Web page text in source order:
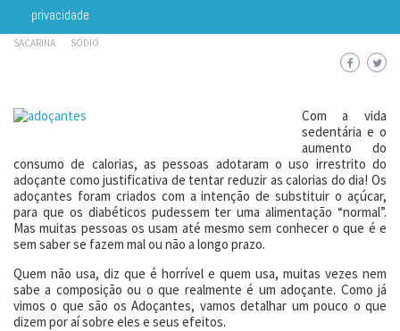
privacidade
20 DE SETEMBRO DE 2011
CARBOIDRATO
SACARINA
SÓDIO
Com a vida
sedentária e o
aumento do
consumo de calorias, as pessoas adotaram o uso irrestrito do
adoçante como justificativa de tentar reduzir as calorias do dia! Os
adoçantes foram criados com a intenção de substituir o açúcar,
para que os diabéticos pudessem ter uma alimentação “normal”.
Mas muitas pessoas os usam até mesmo sem conhecer o que é e
sem saber se fazem mal ou não a longo prazo.
Quem não usa, diz que é horrível e quem usa, muitas vezes nem
sabe a composição ou o que realmente é um adoçante. Como já
vimos o que são os Adoçantes, vamos detalhar um pouco o que
dizem por aí sobre eles e seus efeitos.